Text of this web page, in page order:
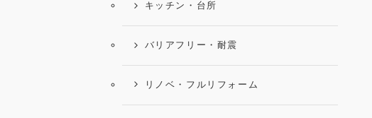
キッチン・台所
バリアフリー・耐震
リノベ・フルリフォーム